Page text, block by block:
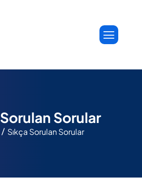
Sorulan Sorular
Sıkça Sorulan Sorular